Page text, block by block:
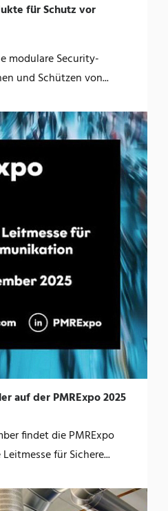
für Schutz vor
modulare Security-
und Schützen von...
auf der PMRExpo 2025
findet die PMRExpo
für Sichere...